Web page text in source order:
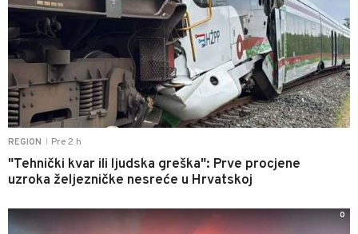
REGION Pre 2 h
"Tehnički kvar ili ljudska greška": Prve procjene
uzroka željezničke nesreće u Hrvatskoj
0